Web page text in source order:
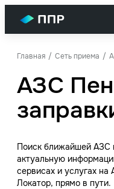
Главная Сеть приема
АЗС
Поиск ближайшей АЗС
актуальную
сервисах и услугах
Локатор, прямо в пути.